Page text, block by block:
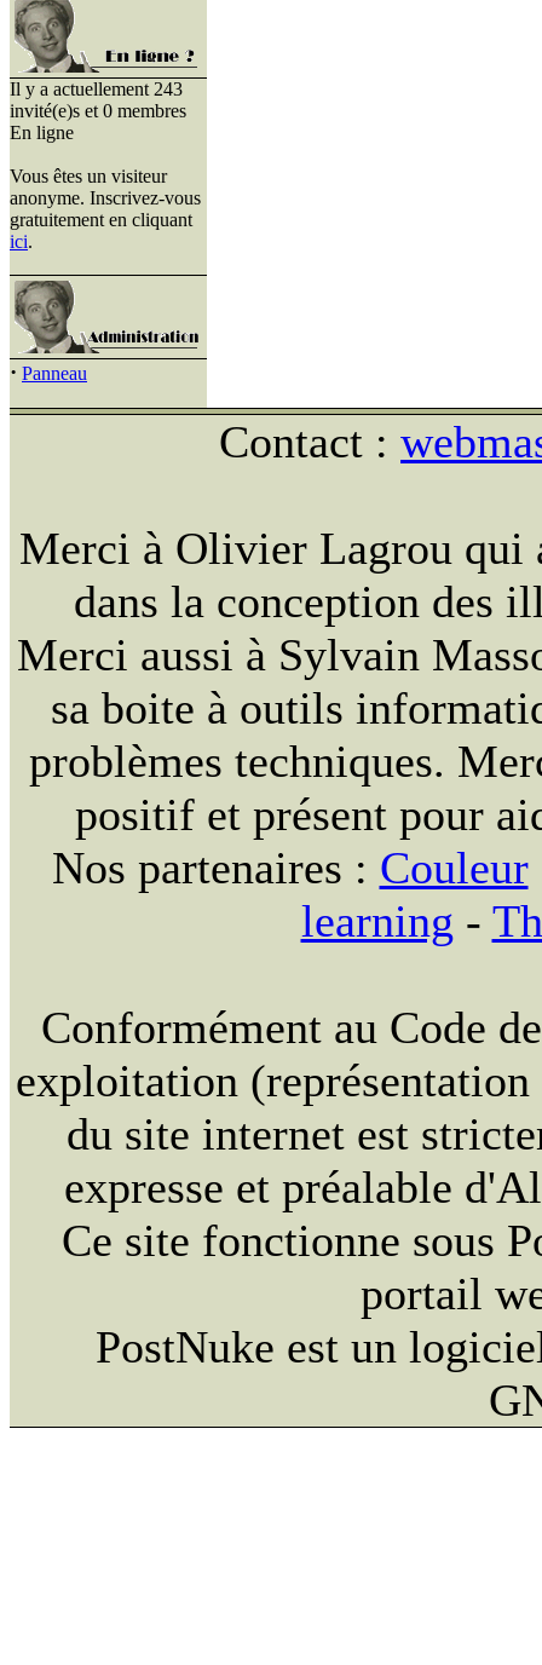
Il y a actuellement 243
invité(e)s et 0 membres
En ligne
Vous êtes un visiteur
anonyme. Inscrivez-vous
gratuitement en cliquant
ici.
· Panneau
Contact :
Merci à Olivier Lagrou qui
dans la conception des
Merci aussi à Sylvain
sa boite à outils
problèmes techniques.
positif et présent pour
Nos partenaires : Couleur
learning -
Conformément au Code
exploitation
du site internet est
expresse et préalable
Ce site fonctionne sous
portail
PostNuke est un